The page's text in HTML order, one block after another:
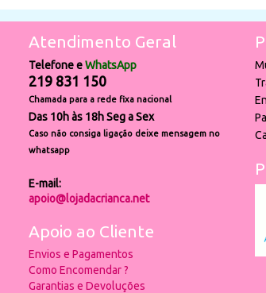
Atendimento Geral
Telefone eWhatsApp
219 831 150
Chamada para a rede fixa nacional
Das 10h às 18h Seg a Sex
Caso não consiga ligação deixe mensagem no
whatsapp
E-mail:
apoio@lojadacrianca.net
Apoio ao Cliente
Envios e Pagamentos
Como Encomendar ?
Garantias e Devoluções